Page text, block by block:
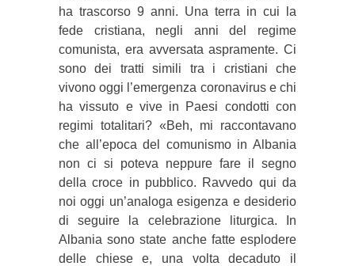
ha trascorso 9 anni. Una terra in cui la
fede cristiana, negli anni del regime
comunista, era avversata aspramente. Ci
sono dei tratti simili tra i cristiani che
vivono oggi l’emergenza coronavirus e chi
ha vissuto e vive in Paesi condotti con
regimi totalitari? «Beh, mi raccontavano
che all’epoca del comunismo in Albania
non ci si poteva neppure fare il segno
della croce in pubblico. Ravvedo qui da
noi oggi un’analoga esigenza e desiderio
di seguire la celebrazione liturgica. In
Albania sono state anche fatte esplodere
delle chiese e, una volta decaduto il